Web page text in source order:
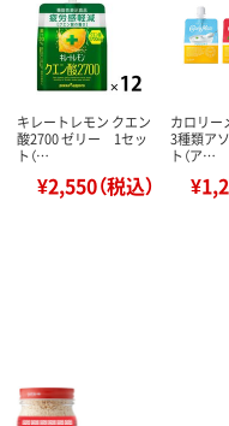
キレートレモン クエン
酸2700 ゼリー 1セッ
ト（…
¥2,550（税込）
カロリー
3種類ア
ト（ア…